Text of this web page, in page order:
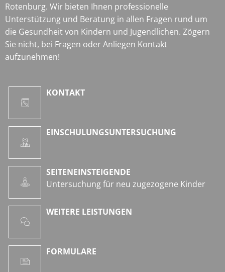
Rotenburg. Wir bieten Ihnen professionelle
Unterstützung und Beratung in allen Fragen rund um
die Gesundheit von Kindern und Jugendlichen. Zögern
Sie nicht, bei Fragen oder Anliegen Kontakt
aufzunehmen!
KONTAKT
EINSCHULUNGSUNTERSUCHUNG
SEITENEINSTEIGENDE
Untersuchung für neu zugezogene Kinder
WEITERE LEISTUNGEN
FORMULARE